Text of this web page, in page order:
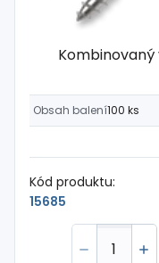
Kombinovaný
Obsah balení100 ks
Kód produktu:
15685